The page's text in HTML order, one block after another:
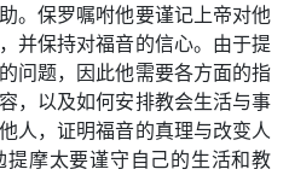
。保罗嘱咐他要谨记上帝对他
并保持对福音的信心。由于提
问题，因此他需要各方面的指
，以及如何安排教会生活与事
人，证明福音的真理与改变人
摩太要谨守自己的生活和教